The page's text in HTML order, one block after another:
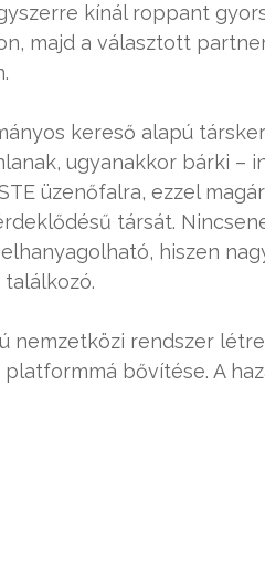
kínál roppant
majd a választott
kereső alapú
ugyanakkor bárki –
üzenőfalra, ezzel
társát.
hiszen
nemzetközi rendszer
bővítése. A